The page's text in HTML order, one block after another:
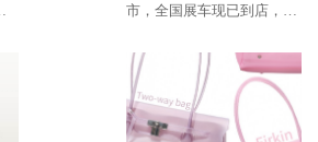
市，全国展车现已到店，售